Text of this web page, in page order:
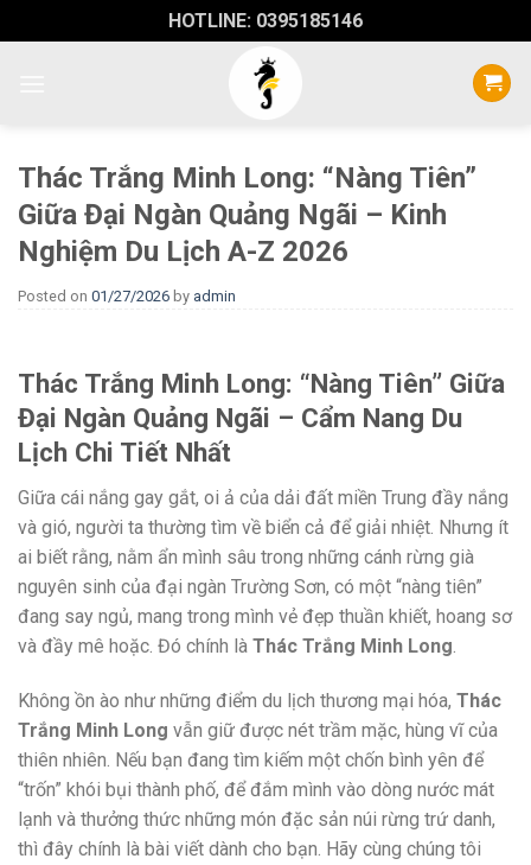
to
HOTLINE: 0395185146
Thác Trắng Minh Long: “Nàng Tiên”
Giữa Đại Ngàn Quảng Ngãi – Kinh
Nghiệm Du Lịch A-Z 2026
Posted on 01/27/2026 by admin
Thác Trắng Minh Long: “Nàng Tiên” Giữa
Đại Ngàn Quảng Ngãi – Cẩm Nang Du
Lịch Chi Tiết Nhất
Giữa cái nắng gay gắt, oi ả của dải đất miền Trung đầy nắng
và gió, người ta thường tìm về biển cả để giải nhiệt. Nhưng ít
ai biết rằng, nằm ẩn mình sâu trong những cánh rừng già
nguyên sinh của đại ngàn Trường Sơn, có một “nàng tiên”
đang say ngủ, mang trong mình vẻ đẹp thuần khiết, hoang sơ
và đầy mê hoặc. Đó chính là Thác Trắng Minh Long.
Không ồn ào như những điểm du lịch thương mại hóa, Thác
Trắng Minh Long vẫn giữ được nét trầm mặc, hùng vĩ của
thiên nhiên. Nếu bạn đang tìm kiếm một chốn bình yên để
“trốn” khói bụi thành phố, để đắm mình vào dòng nước mát
lạnh và thưởng thức những món đặc sản núi rừng trứ danh,
thì đây chính là bài viết dành cho bạn. Hãy cùng chúng tôi